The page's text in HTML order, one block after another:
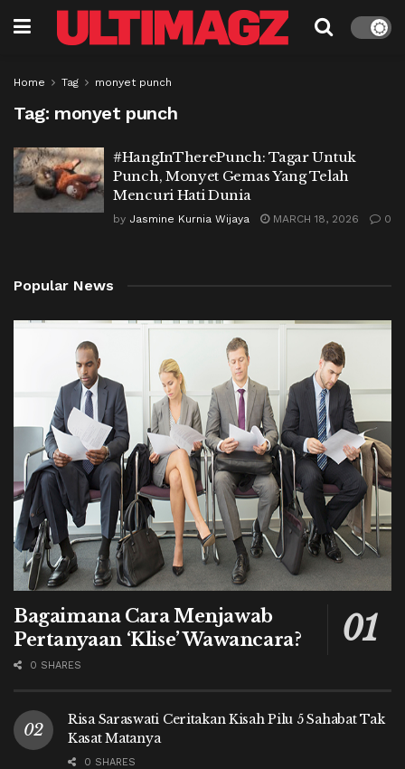
Home Tag monyet punch
Tag: monyet punch
#HangInTherePunch: Tagar Untuk
Punch, Monyet Gemas Yang Telah
Mencuri Hati Dunia
by Jasmine Kurnia Wijaya MARCH 18, 2026 0
Popular News
Bagaimana Cara Menjawab
Pertanyaan ‘Klise’ Wawancara?
0 SHARES
Risa Saraswati Ceritakan Kisah Pilu 5 Sahabat Tak
Kasat Matanya
0 SHARES